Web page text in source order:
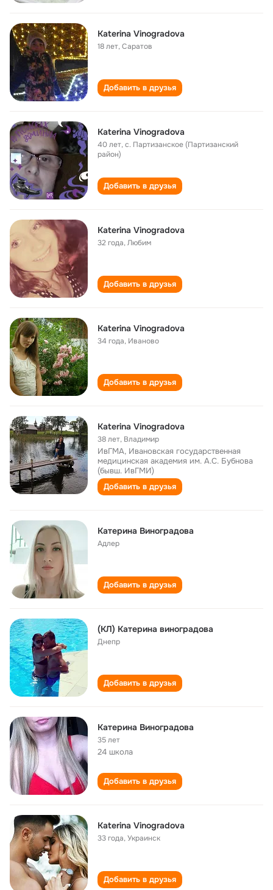
Katerina Vinogradova
18 лет,Саратов
Добавить в друзья
Katerina Vinogradova
40 лет,с. Партизанское (Партизанский
район)
Добавить в друзья
Katerina Vinogradova
32 года,Любим
Добавить в друзья
Katerina Vinogradova
34 года, Иваново
Добавить в друзья
Katerina Vinogradova
38 лет, Владимир
ИвГМА, Ивановская государственная
медицинская академия им. А.С. Бубнова
(бывш. ИвГМИ)
Добавить в друзья
Катерина Виноградова
Адлер
Добавить в друзья
(КЛ) Катерина виноградова
Днепр
Добавить в друзья
Катерина Виноградова
35 лет
24 школа
Добавить в друзья
Katerina Vinogradova
33 года,Украинск
Добавить в друзья